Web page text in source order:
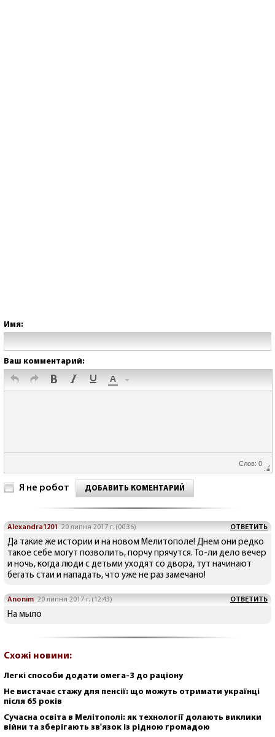
Имя:
Ваш комментарий:
Слов: 0
Я не робот ДОБАВИТЬ КОМЕНТАРИЙ
Alexandra1201 20 липня 2017 г. (00:36) ОТВЕТИТЬ
Да такие же истории и на новом Мелитополе! Днем они редко
такое себе могут позволить, порчу прячутся. То-ли дело вечер
и ночь, когда люди с детьми уходят со двора, тут начинают
бегать стаи и нападать, что уже не раз замечано!
Anonim 20 липня 2017 г. (12:43) ОТВЕТИТЬ
На мыло
Схожі новини:
Легкі способи додати омега-3 до раціону
Не вистачає стажу для пенсії: що можуть отримати українці
після 65 років
Сучасна освіта в Мелітополі: як технології долають виклики
війни та зберігають зв'язок із рідною громадою